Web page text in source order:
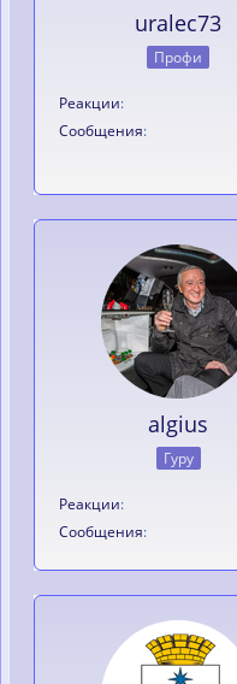
uralec73
Профи
Реакции
Сообщения
algius
Гуру
Реакции
Сообщения